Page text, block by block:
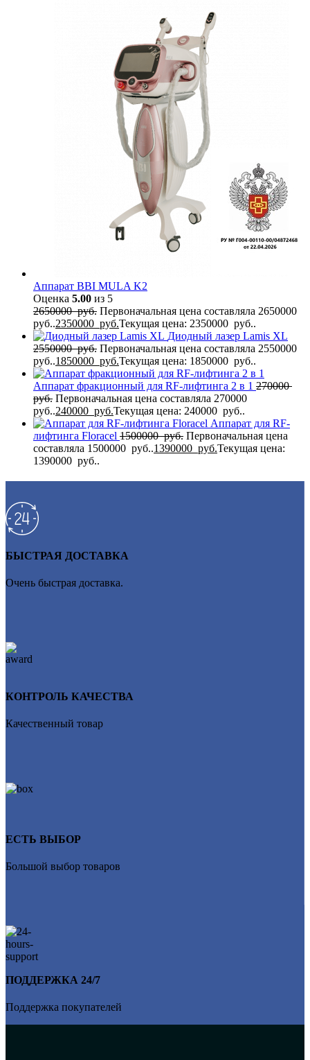
Аппарат BBI MULA K2
Оценка 5.00 из 5
2650000руб. Первоначальная цена составляла 2650000
руб..2350000 руб.Текущая цена: 2350000 руб..
Диодный лазер Lamis XL
2550000руб. Первоначальная цена составляла 2550000
руб..1850000 руб.Текущая цена: 1850000 руб..
Аппарат фракционный для RF-лифтинга 2 в 1 270000
руб. Первоначальная цена составляла 270000
руб..240000 руб.Текущая цена: 240000 руб..
Аппарат для RF-
лифтинга Flоrасеl 1500000руб. Первоначальная цена
составляла 1500000 руб..1390000 руб.Текущая цена:
1390000 руб..
БЫСТРАЯ ДОСТАВКА
Очень быстрая доставка.
КОНТРОЛЬ КАЧЕСТВА
Качественный товар
ЕСТЬ ВЫБОР
Большой выбор товаров
ПОДДЕРЖКА 24/7
Поддержка покупателей